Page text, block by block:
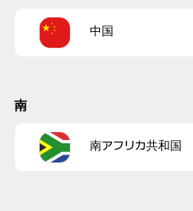
中国
南
南アフリカ共和国